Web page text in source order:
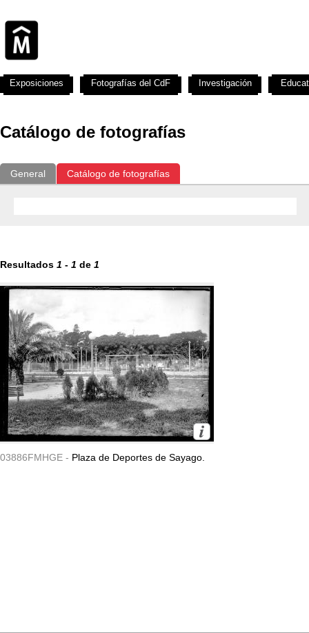
Catálogo de fotografías
General Catálogo de fotografías
Resultados 1 - 1 de 1
03886FMHGE - Plaza de Deportes de Sayago.
Exposiciones Fotografías del CdF Investigación